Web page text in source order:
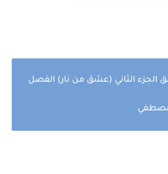
الجزء الثاني (عشق من نار) الفصل
مصطفي